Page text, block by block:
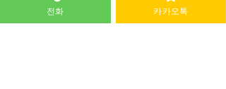
안 마음과 몸이 편안하도록 마사지 전문
가와 대화를 나누거나, 마사지를 받으며
전화 카카오톡